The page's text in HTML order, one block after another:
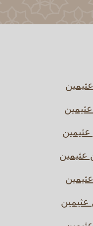
عثيمين